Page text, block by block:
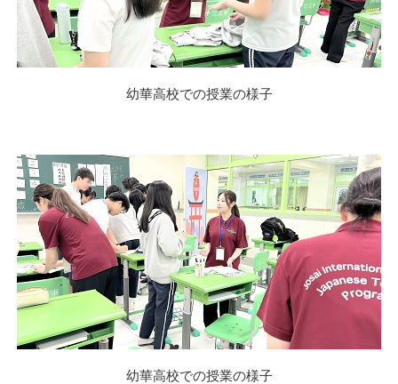
幼華高校での授業の様子
幼華高校での授業の様子